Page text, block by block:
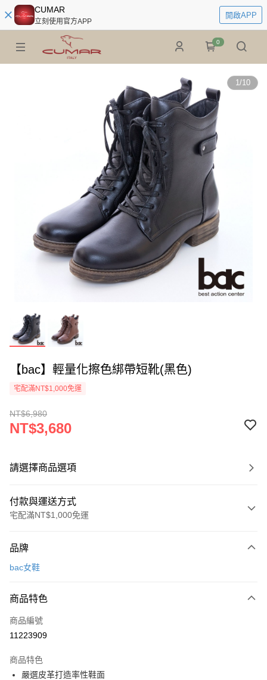
CUMAR
立刻使用官方APP
開啟APP
0
1/10
【bac】輕量化擦色綁帶短靴(黑色)
宅配滿NT$1,000免運
NT$6,980
NT$3,680
請選擇商品選項
付款與運送方式
宅配滿NT$1,000免運
信用卡一次付款
Apple Pay
街口支付
宅配
品牌
bac女鞋
商品特色
商品編號
11223909
商品特色
嚴選皮革打造率性鞋面